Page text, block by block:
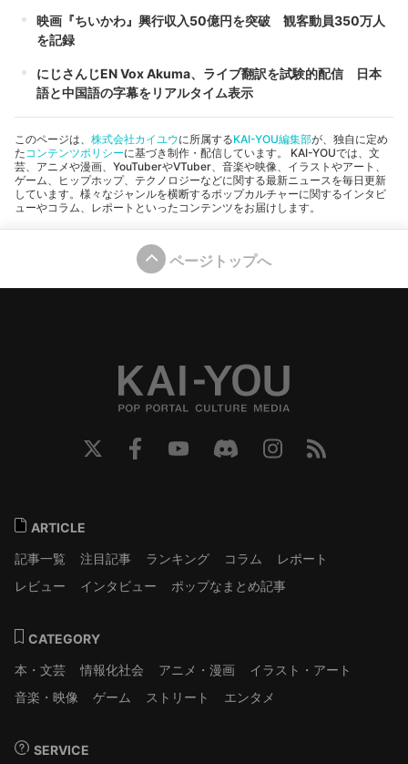
映画『ちいかわ』興行収入50億円を突破 観客動員350万人
を記録
にじさんじEN Vox Akuma、ライブ翻訳を試験的配信 日本
語と中国語の字幕をリアルタイム表示
このページは、 株式会社カイユウに所属するKAI-YOU編集部が、独自に定め
た コンテンツポリシーに基づき制作・配信しています。 KAI-YOUでは、文
芸、アニメや漫画、YouTuberやVTuber、音楽や映像、イラストやアート、
ゲーム、ヒップホップ、テクノロジーなどに関する最新ニュースを毎日更新
しています。様々なジャンルを横断するポップカルチャーに関するインタビ
ューやコラム、レポートといったコンテンツをお届けします。
ページトップへ
ARTICLE
記事一覧
注目記事 ランキング コラム
レポート
レビュー
インタビュー ポップなまとめ記事
CATEGORY
本・文芸
情報化社会 アニメ・漫画
イラスト・アート
音楽・映像
ゲーム ストリート エンタメ
SERVICE